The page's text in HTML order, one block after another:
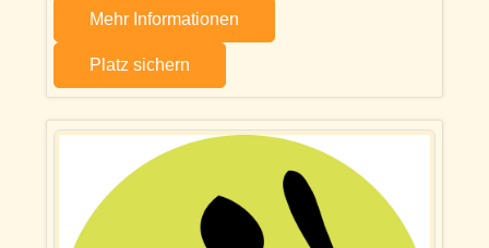
Mehr Informationen
Platz sichern